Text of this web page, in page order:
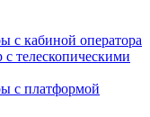
с кабиной оператора
телескопическими
с платформой